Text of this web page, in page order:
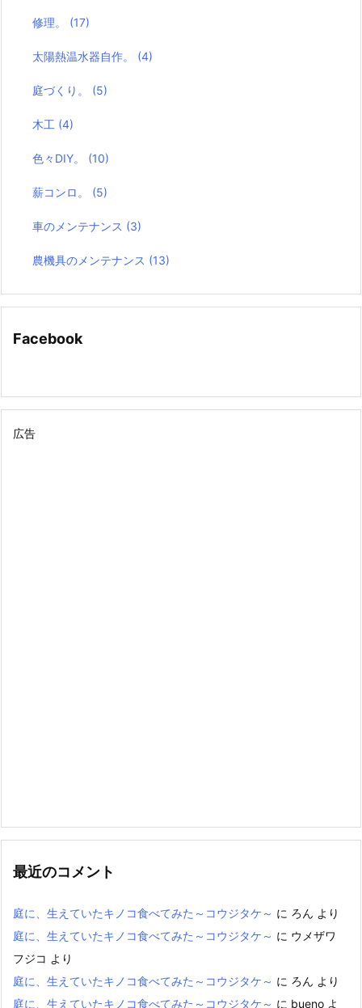
修理。 (17)
太陽熱温水器自作。 (4)
庭づくり。 (5)
木工 (4)
色々DIY。 (10)
薪コンロ。 (5)
車のメンテナンス (3)
農機具のメンテナンス (13)
Facebook
広告
最近のコメント
庭に、生えていたキノコ食べてみた～コウジタケ～ に ろん より
庭に、生えていたキノコ食べてみた～コウジタケ～ に ウメザワ
フジコ より
庭に、生えていたキノコ食べてみた～コウジタケ～ に ろん より
庭に、生えていたキノコ食べてみた～コウジタケ～ に bueno よ